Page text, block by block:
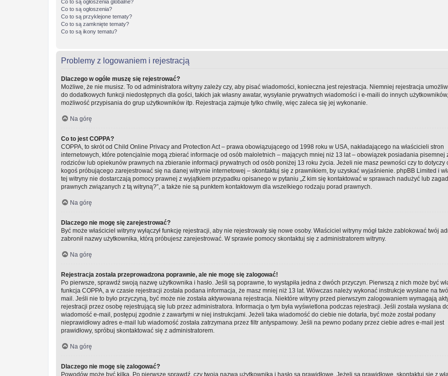
Co to są ogłoszenia globalne?
Co to są ogłoszenia?
Co to są przyklejone tematy?
Co to są zamknięte tematy?
Co to są ikony tematu?
Problemy z logowaniem i rejestracją
Dlaczego w ogóle muszę się rejestrować?
Możliwe, że nie musisz. To od administratora witryny zależy czy, aby pisać wiadomości, konieczna jest rejestracja. Niemniej rejestracja
do dodatkowych funkcji niedostępnych dla gości, takich jak własny awatar, wysyłanie prywatnych wiadomości i e-maili do innych użytkowników,
możliwość przypisania do grup użytkowników itp. Rejestracja zajmuje tylko chwilę, więc zaleca się jej wykonanie.
Na górę
Co to jest COPPA?
COPPA, to skrót od Child Online Privacy and Protection Act – prawa obowiązującego od 1998 roku w USA, nakładającego na właścicieli stron
internetowych, które potencjalnie mogą zbierać informacje od osób małoletnich – mających mniej niż 13 lat – obowiązek posiadania pisemnej
rodziców lub opiekunów prawnych na zbieranie informacji prywatnych od osób poniżej 13 roku życia. Jeżeli nie masz pewności czy to dotyczy
kogoś próbującego zarejestrować się na danej witrynie internetowej – skontaktuj się z prawnikiem, by uzyskać wyjaśnienie. phpBB Limited i
tej witryny nie dostarczają pomocy prawnej z wyjątkiem przypadku opisanego w pytaniu „Z kim się kontaktować w sprawach nadużyć lub
prawnych związanych z tą witryną?”, a także nie są punktem kontaktowym dla wszelkiego rodzaju porad prawnych.
Na górę
Dlaczego nie mogę się zarejestrować?
Być może właściciel witryny wyłączył funkcję rejestracji, aby nie rejestrowały się nowe osoby. Właściciel witryny mógł także zablokować twój
zabronił nazwy użytkownika, którą próbujesz zarejestrować. W sprawie pomocy skontaktuj się z administratorem witryny.
Na górę
Rejestracja została przeprowadzona poprawnie, ale nie mogę się zalogować!
Po pierwsze, sprawdź swoją nazwę użytkownika i hasło. Jeśli są poprawne, to wystąpiła jedna z dwóch przyczyn. Pierwszą z nich może być
funkcja COPPA, a w czasie rejestracji została podana informacja, że masz mniej niż 13 lat. Wówczas należy wykonać instrukcje wysłane na
mail. Jeśli nie to było przyczyną, być może nie została aktywowana rejestracja. Niektóre witryny przed pierwszym zalogowaniem wymagają
rejestracji przez osobę rejestrującą się lub przez administratora. Informacja o tym była wyświetlona podczas rejestracji. Jeśli została wysłana
wiadomość e-mail, postępuj zgodnie z zawartymi w niej instrukcjami. Jeżeli taka wiadomość do ciebie nie dotarła, być może został podany
nieprawidłowy adres e-mail lub wiadomość została zatrzymana przez filtr antyspamowy. Jeśli na pewno podany przez ciebie adres e-mail jest
prawidłowy, spróbuj skontaktować się z administratorem.
Na górę
Dlaczego nie mogę się zalogować?
Powodów może być kilka. Po pierwsze sprawdź, czy twoja nazwa użytkownika i hasło są prawidłowe. Jeżeli są prawidłowe, skontaktuj się z